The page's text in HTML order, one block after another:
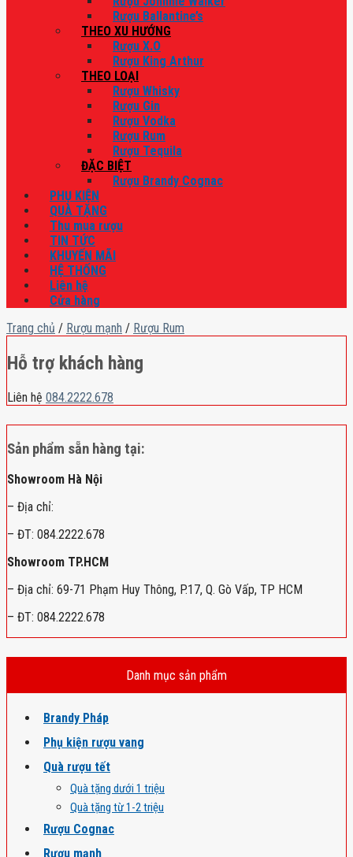
Rượu Ballantine’s
THEO XU HƯỚNG
Rượu X.O
Rượu King Arthur
THEO LOẠI
Rượu Whisky
Rượu Gin
Rượu Vodka
Rượu Rum
Rượu Tequila
ĐẶC BIỆT
Rượu Brandy Cognac
PHỤ KIỆN
QUÀ TẶNG
Thu mua rượu
TIN TỨC
KHUYẾN MÃI
HỆ THỐNG
Liên hệ
Cửa hàng
Trang chủ / Rượu mạnh / Rượu Rum
Hỗ trợ khách hàng
Liên hệ 084.2222.678
Sản phẩm sẵn hàng tại:
Showroom Hà Nội
– Địa chỉ:
– ĐT: 084.2222.678
Showroom TP.HCM
– Địa chỉ: 69-71 Phạm Huy Thông, P.17, Q. Gò Vấp, TP HCM
– ĐT: 084.2222.678
Danh mục sản phẩm
Brandy Pháp
Phụ kiện rượu vang
Quà rượu tết
Quà tặng dưới 1 triệu
Quà tặng từ 1-2 triệu
Rượu Cognac
Rượu mạnh